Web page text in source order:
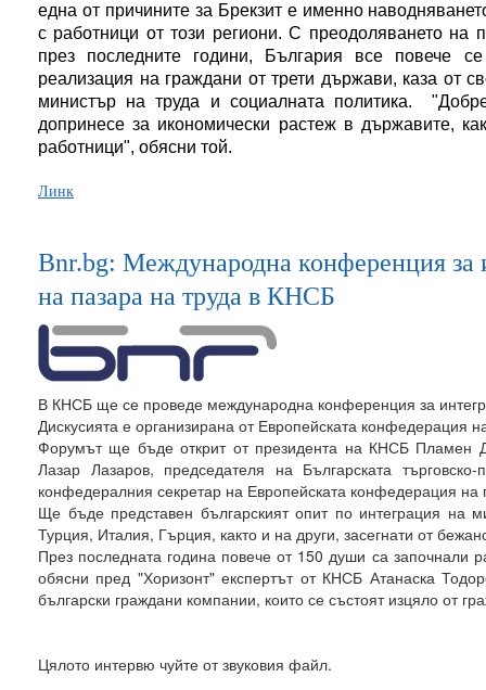
една от причините за Брекзит е именно
с работници от този региони. С преодоляването на
през последните години, България все повече
реализация на граждани от трети държави, каза от
министър на труда и социалната политика.
допринесе за икономически растеж в държавите,
работници", обясни той.
Линк
Bnr.bg: Международна конференция за
на пазара на труда в КНСБ
В КНСБ ще се проведе международна конференция за
Дискусията е организирана от Европейската
Форумът ще бъде открит от президента на КНСБ Пламен
Лазар Лазаров, председателя на Българската
конфедералния секретар на Европейската конфедерация
Ще бъде представен българският опит по интеграция на
Турция, Италия, Гърция, както и на други, засегнати от
През последната година повече от 150 души са започнали
обясни пред "Хоризонт" експертът от КНСБ Атанаска
български граждани компании, които се състоят изцяло от
Цялото интервю чуйте от звуковия файл.